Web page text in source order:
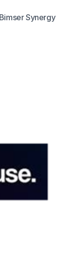
Synergy